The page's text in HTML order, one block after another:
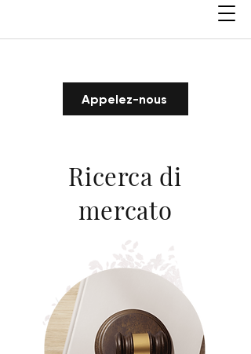
Appelez-nous
Ricerca di
mercato